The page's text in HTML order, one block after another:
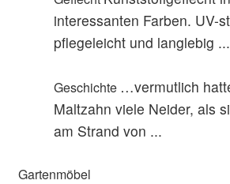
interessanten Farben. UV-
pflegeleicht und langlebig ...
Geschichte …vermutlich
Maltzahn viele Neider, als
am Strand von ...
Gartenmöbel